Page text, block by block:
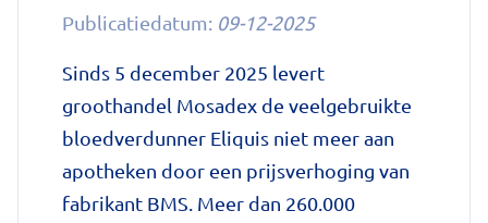
herken
het?'
op
Nationale
zorggids
Publicatiedatum: 09-12-2025
Sinds 5 december 2025 levert
groothandel Mosadex de veelgebruikte
bloedverdunner Eliquis niet meer aan
apotheken door een prijsverhoging van
fabrikant BMS. Meer dan 260.000